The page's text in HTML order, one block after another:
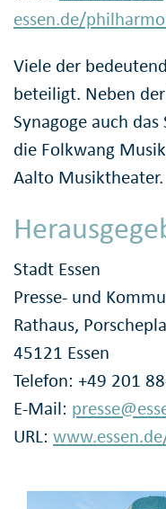
essen.de/
Viele der
beteiligt. Neben
Synagoge auch
die Folkwang
Aalto Musiktheater.
Stadt Essen
Presse- und
Rathaus,
45121 Essen
Telefon: +49 201
E-Mail:
URL: